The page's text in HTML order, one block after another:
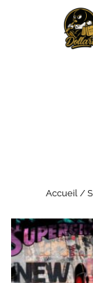
Accueil /